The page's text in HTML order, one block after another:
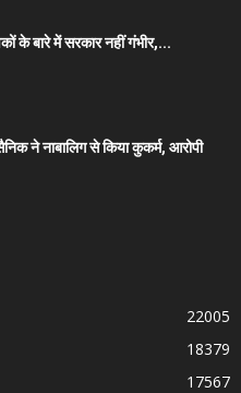
के बारे में सरकार नहीं गंभीर,...
ने नाबालिग से किया कुकर्म, आरोपी
22005
18379
17567